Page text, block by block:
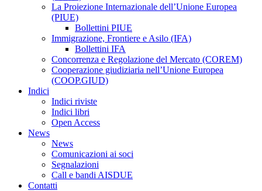
La Proiezione Internazionale dell’Unione Europea
(PIUE)
Bollettini PIUE
Immigrazione, Frontiere e Asilo (IFA)
Bollettini IFA
Concorrenza e Regolazione del Mercato (COREM)
Cooperazione giudiziaria nell’Unione Europea
(COOP.GIUD)
Indici
Indici riviste
Indici libri
Open Access
News
News
Comunicazioni ai soci
Segnalazioni
Call e bandi AISDUE
Contatti